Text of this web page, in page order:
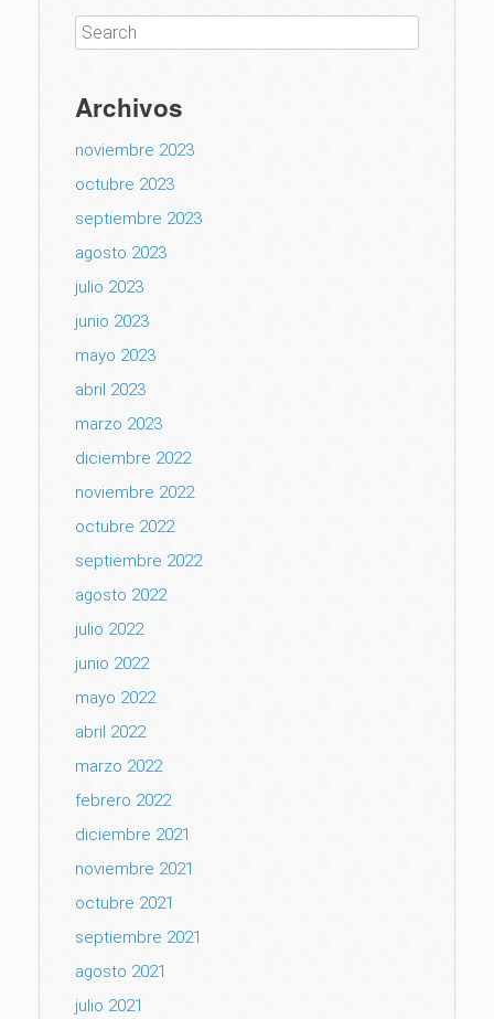
Archivos
noviembre 2023
octubre 2023
septiembre 2023
agosto 2023
julio 2023
junio 2023
mayo 2023
abril 2023
marzo 2023
diciembre 2022
noviembre 2022
octubre 2022
septiembre 2022
agosto 2022
julio 2022
junio 2022
mayo 2022
abril 2022
marzo 2022
febrero 2022
diciembre 2021
noviembre 2021
octubre 2021
septiembre 2021
agosto 2021
julio 2021